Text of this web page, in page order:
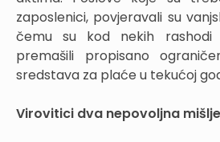
zaposlenici, povjeravali su
čemu su kod nekih
premašili propisano
sredstava za plaće u tekućoj
Virovitici dva nepovoljna